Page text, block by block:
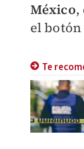
México,
el botón
Te